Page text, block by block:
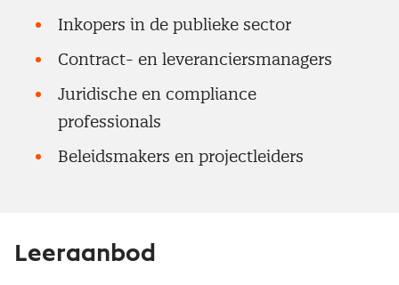
Inkopers in de publieke sector
Contract- en leveranciersmanagers
Juridische en compliance
professionals
Beleidsmakers en projectleiders
Leeraanbod